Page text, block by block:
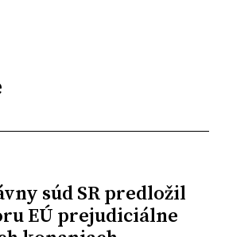
súd SR predložil
EÚ prejudiciálne